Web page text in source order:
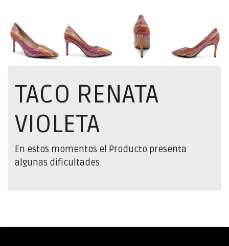
TACO RENATA
VIOLETA
En estos momentos el Producto presenta
algunas dificultades.